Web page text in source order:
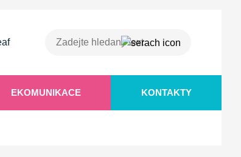
EKOMUNIKACE KONTAKTY